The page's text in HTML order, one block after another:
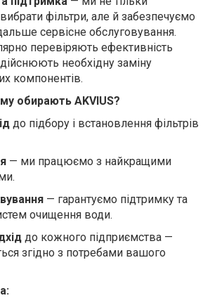
фільтри, але й забезпечуємо
сервісне обслуговування.
перевіряють ефективність
необхідну заміну
компонентів.
обирають AKVIUS?
до підбору і встановлення фільтрів
— ми працюємо з найкращими
— гарантуємо підтримку та
очищення води.
до кожного підприємства —
згідно з потребами вашого